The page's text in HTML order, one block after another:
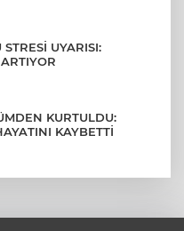
UYARISI:
KURTULDU:
KAYBETTİ